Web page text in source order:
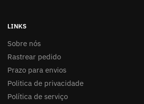
LINKS
Sobre nós
Rastrear pedido
Prazo para envios
Politica de privacidade
Política de serviço